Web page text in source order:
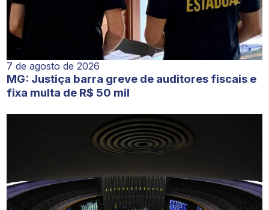
7 de agosto de 2026
MG: Justiça barra greve de auditores fiscais e
fixa multa de R$ 50 mil